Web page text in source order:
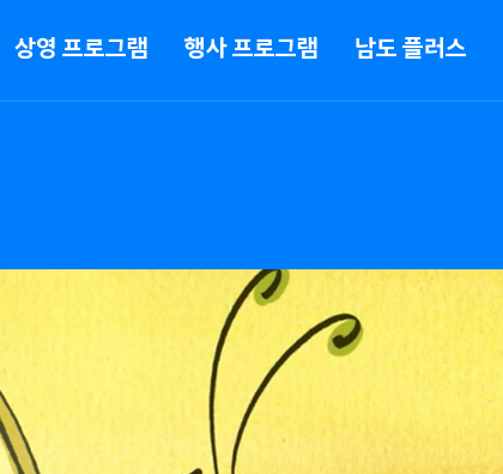
상영 프로그램 행사 프로그램 남도 플러스